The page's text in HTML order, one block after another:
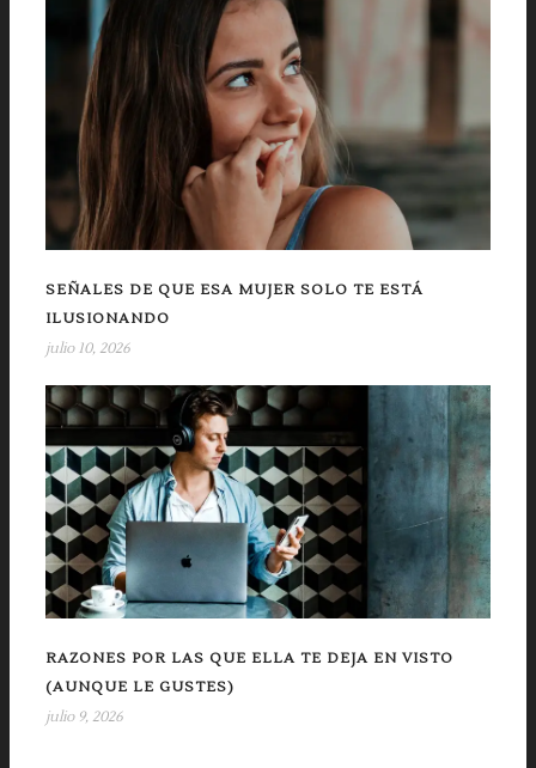
SEÑALES DE QUE ESA MUJER SOLO TE ESTÁ
ILUSIONANDO
julio 10, 2026
RAZONES POR LAS QUE ELLA TE DEJA EN VISTO
(AUNQUE LE GUSTES)
julio 9, 2026